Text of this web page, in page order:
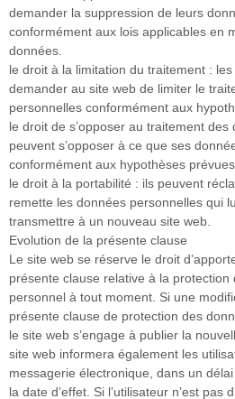
demander la suppression de leurs
conformément aux lois applicables en
données.
le droit à la limitation du traitement :
demander au site web de limiter le
personnelles conformément aux
le droit de s’opposer au traitement
peuvent s’opposer à ce que ses
conformément aux hypothèses
le droit à la portabilité : ils peuvent
remette les données personnelles qui
transmettre à un nouveau site web.
Evolution de la présente clause
Le site web se réserve le droit
présente clause relative à la
personnel à tout moment. Si une
présente clause de protection des
le site web s’engage à publier la
site web informera également les
messagerie électronique, dans un
la date d’effet. Si l’utilisateur n’est pas